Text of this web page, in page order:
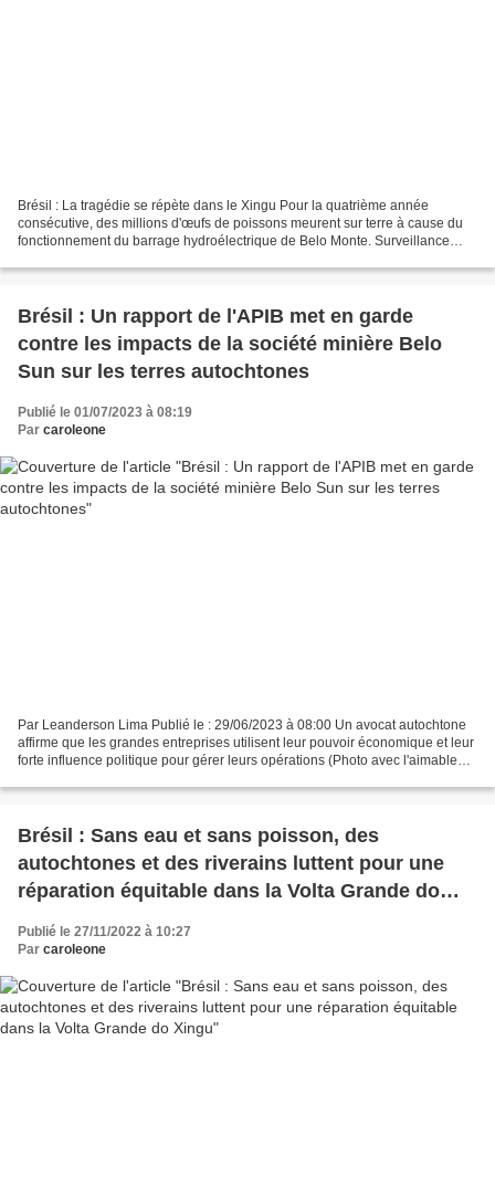
Brésil : La tragédie se répète dans le Xingu Pour la quatrième année
consécutive, des millions d'œufs de poissons meurent sur terre à cause du
fonctionnement du barrage hydroélectrique de Belo Monte. Surveillance
Brésil : Un rapport de l'APIB met en garde
contre les impacts de la société minière Belo
Sun sur les terres autochtones
Publié le 01/07/2023 à 08:19
Par caroleone
Par Leanderson Lima Publié le : 29/06/2023 à 08:00 Un avocat autochtone
affirme que les grandes entreprises utilisent leur pouvoir économique et leur
forte influence politique pour gérer leurs opérations (Photo avec l'aimable
Brésil : Sans eau et sans poisson, des
autochtones et des riverains luttent pour une
réparation équitable dans la Volta Grande do
Xingu
Publié le 27/11/2022 à 10:27
Par caroleone